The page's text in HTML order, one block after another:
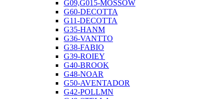
G09,G015-MOSSOW
G60-DECOTTA
G11-DECOTTA
G35-HANM
G36-VANTTO
G38-FABIO
G39-ROIEY
G40-BROOK
G48-NOAR
G50-AVENTADOR
G42-POLLMN